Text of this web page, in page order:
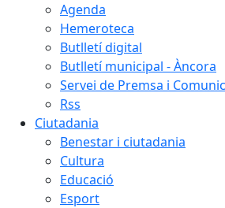
Agenda
Hemeroteca
Butlletí digital
Butlletí municipal - Àncora
Servei de Premsa i
Rss
Ciutadania
Benestar i ciutadania
Cultura
Educació
Esport